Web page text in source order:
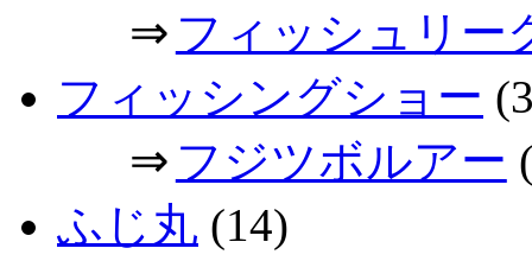
⇒ フィッシュリー
フィッシングショー
⇒ フジツボルアー
ふじ丸 (14)